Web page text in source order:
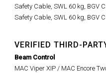
Safety Cable, SWL 60 kg, BGV
Safety Cable, SWL 60 kg, BGV
VERIFIED THIRD-
Beam Control
MAC Viper XIP / MAC Encore